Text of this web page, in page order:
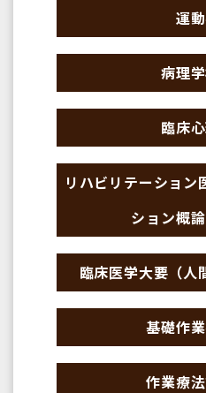
運
病理
臨床
リハビリテーション
ション概論
臨床医学大要（人
基礎作
作業療